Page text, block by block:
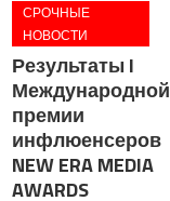
СРОЧНЫЕ
НОВОСТИ
Результаты I
Международной
премии
инфлюенсеров
NEW ERA MEDIA
AWARDS